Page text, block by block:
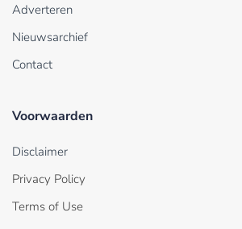
Adverteren
Nieuwsarchief
Contact
Voorwaarden
Disclaimer
Privacy Policy
Terms of Use